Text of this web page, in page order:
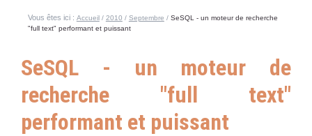
Vous êtes ici : Accueil / 2010 / Septembre / SeSQL - un moteur de recherche
"full text" performant et puissant
SeSQL - un moteur de
recherche "full text"
performant et puissant